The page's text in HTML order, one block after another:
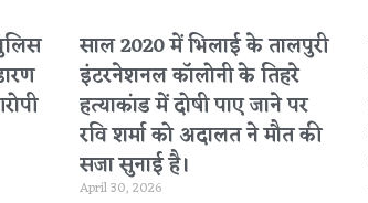
साल 2020 में भिलाई के तालपुरी
इंटरनेशनल कॉलोनी के तिहरे
हत्याकांड में दोषी पाए जाने पर
रवि शर्मा को अदालत ने मौत की
सजा सुनाई है।
April 30, 2026